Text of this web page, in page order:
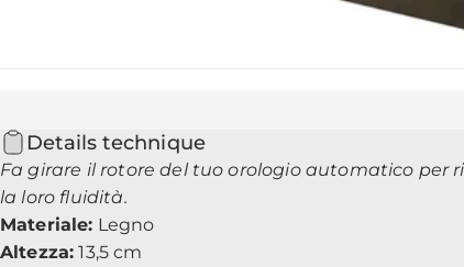
Details technique
Fa girare il rotore del tuo orologio automatico per
la loro fluidità.
Materiale: Legno
Altezza: 13,5 cm